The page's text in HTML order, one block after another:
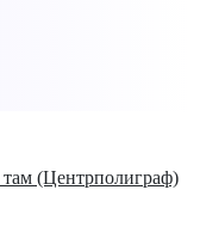
(Центрполиграф)